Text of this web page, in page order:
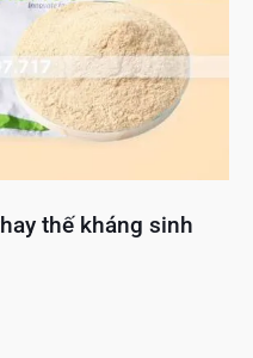
thế kháng sinh